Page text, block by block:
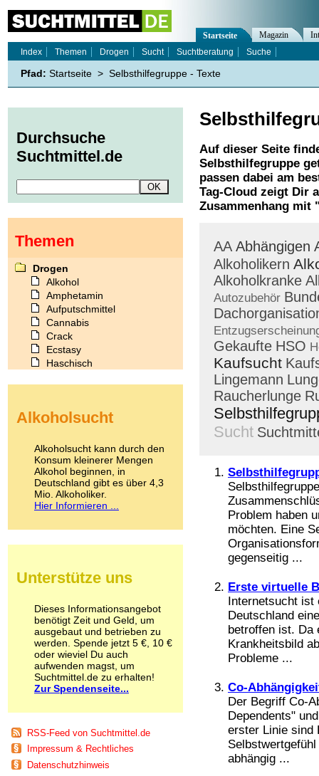
Auf dieser Seite
Selbsthilfegruppe
passen dabei am
Tag-Cloud zeigt Dir
Zusammenhang mit
AA Abhängigen
Alkoholikern
Alkoholkranke
Autozubehör
Gekaufte HSO
Kaufsucht
Lingemann
Raucherlunge
Sucht
Problem haben
möchten. Eine
gegenseitig ...
Erste virtuelle
Internetsucht ist
Deutschland
betroffen ist. Da
Krankheitsbild
Probleme ...
Co-
Der Begriff Co-
Dependents"
erster Linie sind
abhängig ...
Startseite Magazin
Index
Themen Drogen Sucht Suchtberatung Suche
Pfad: Startseite > Selbsthilfegruppe - Texte
Durchsuche
Suchtmittel.de
Themen
Drogen
Alkohol
Amphetamin
Aufputschmittel
Cannabis
Crack
Ecstasy
Haschisch
Kokain
LSD
Marihuana
Medikamente
Meskalin
Metamphetamin
Methadon
Pilze
Psychopharmaka
Schlafmittel
Schmerzmittel
Schnüffelstoffe
Spice
Sucht / Süchte
Alkoholsucht
Co-Abhängigkeit
Computersucht
Ess-Brechsucht
Essstörungen
Fernsehsucht
Alkoholsucht
Alkoholsucht kann durch den
Konsum kleinerer Mengen
Alkohol beginnen, in
Deutschland gibt es über 4,3
Mio. Alkoholiker.
Hier Informieren ...
Unterstütze uns
Dieses Informationsangebot
benötigt Zeit und Geld, um
ausgebaut und betrieben zu
werden. Spende jetzt 5 €, 10 €
oder wieviel Du auch
aufwenden magst, um
Suchtmittel.de zu erhalten!
Zur Spendenseite...
RSS-Feed von Suchtmittel.de
Impressum & Rechtliches
Datenschutzhinweis